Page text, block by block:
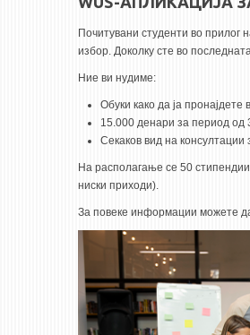
Почитувани студенти во прилог
избор. Доколку сте во
Ние ви нудиме:
Обуки како да ја
15.000 денари за период од
Секаков вид на консултации
На располагање се 50
ниски приходи).
За повеке информации можете